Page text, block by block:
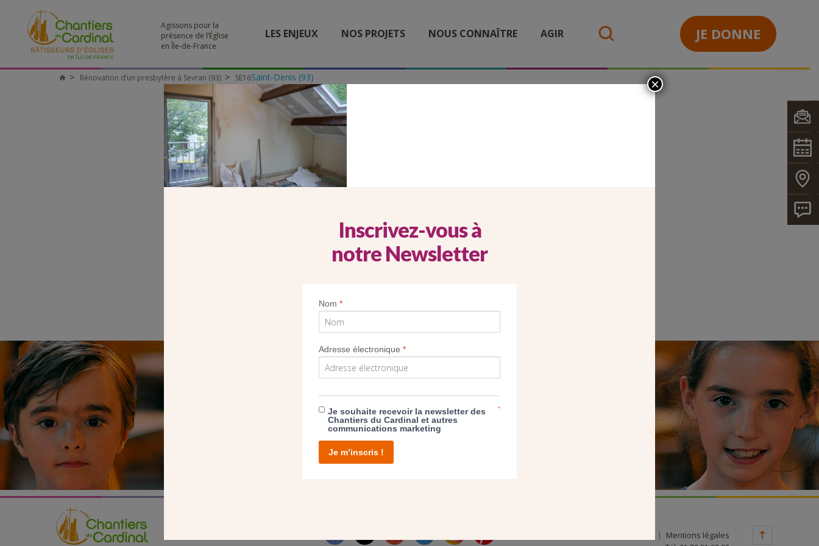
Agissons pour la
présence de l’Église
en Île-de-France
LES ENJEUX NOS PROJETS NOUS CONNAÎTRE AGIR JE DONNE
Chantiers
Saint-Denis (93)
Rénovation d’un presbytère à Sevran (93) SE16
SEUL VOTRE DON
NOUS PERMET D’AGIR
Mentions légales
Inscrivez-vous à
notre Newsletter
Nom*
Adresse électronique*
Je souhaite recevoir la newsletter des
Chantiers du Cardinal et autres
communications marketing
*
Je m’inscris !
×